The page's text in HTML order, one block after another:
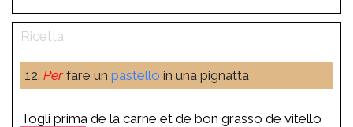
12. Perfare un pastello in una pignatta
Togli prima de la carne et de bon grasso de vitello